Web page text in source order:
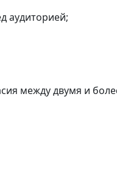
аудиторией;
между двумя и